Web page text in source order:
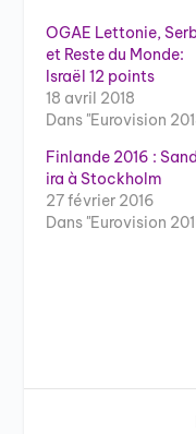
OGAE Lettonie,
et Reste du Monde:
Israël 12 points
18 avril 2018
Dans "Eurovision
Finlande 2016 :
ira à Stockholm
27 février 2016
Dans "Eurovision